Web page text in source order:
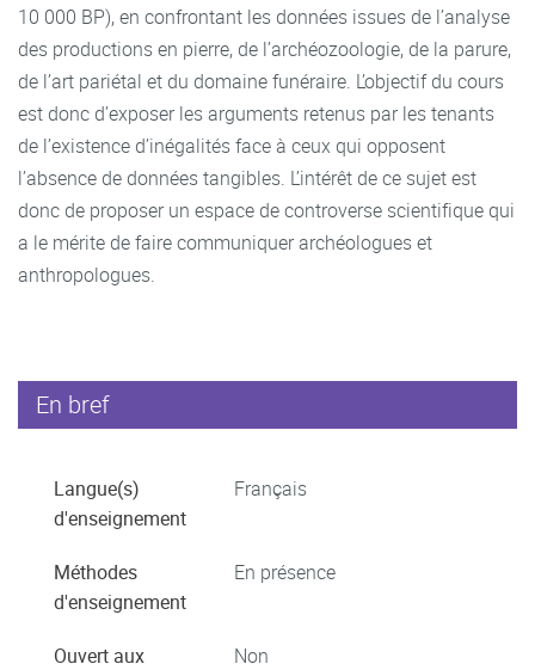
10 000 BP), en confrontant les données issues de l’analyse
des productions en pierre, de l’archéozoologie, de la parure,
de l’art pariétal et du domaine funéraire. L’objectif du cours
est donc d’exposer les arguments retenus par les tenants
de l’existence d’inégalités face à ceux qui opposent
l’absence de données tangibles. L’intérêt de ce sujet est
donc de proposer un espace de controverse scientifique qui
a le mérite de faire communiquer archéologues et
anthropologues.
En bref
Langue(s)
d'enseignement
Français
Méthodes
d'enseignement
En présence
Ouvert aux
Non